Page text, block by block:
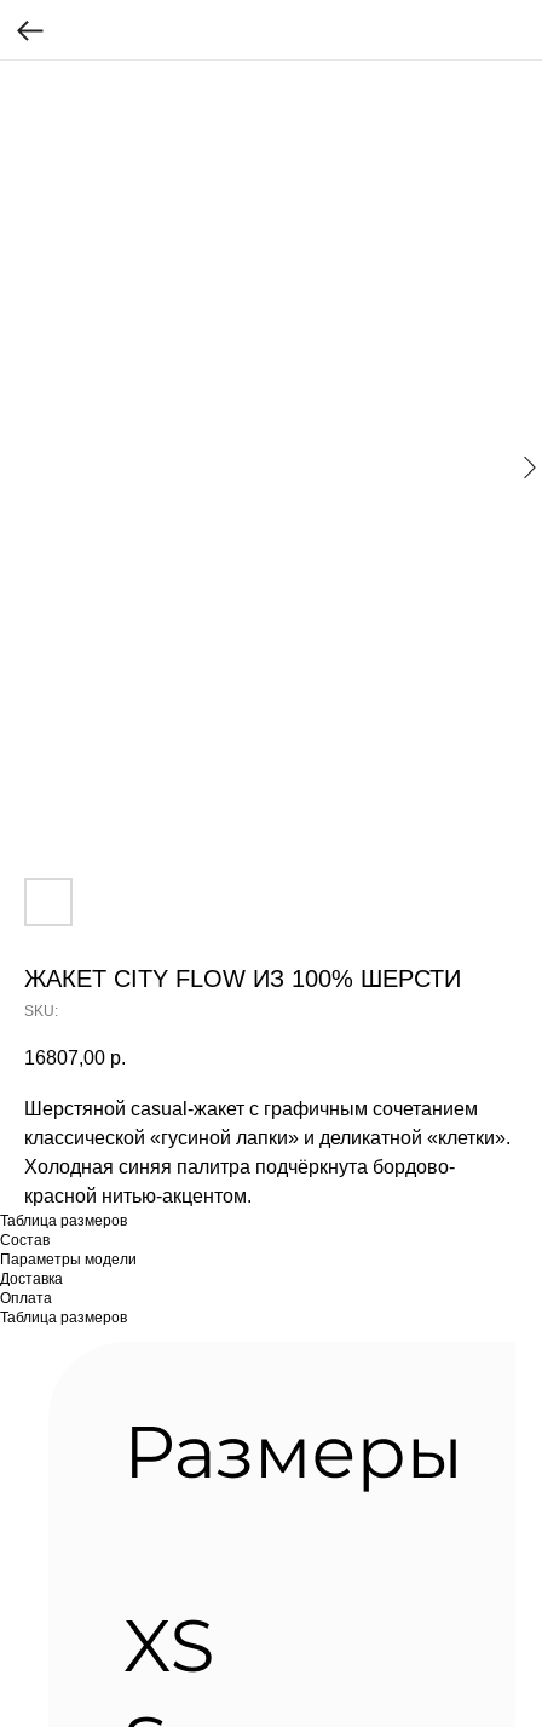
ЖАКЕТ CITY FLOW ИЗ 100% ШЕРСТИ
SKU:
16807,00 р.
Шерстяной casual-жакет с графичным сочетанием
классической «гусиной лапки» и деликатной «клетки».
Холодная синяя палитра подчёркнута бордово-
красной нитью-акцентом.
Таблица размеров
Состав
Параметры модели
Доставка
Оплата
Таблица размеров